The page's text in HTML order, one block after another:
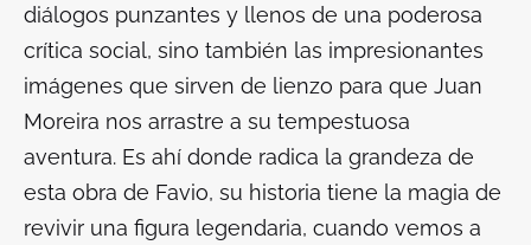
diálogos punzantes y llenos de una poderosa
crítica social, sino también las impresionantes
imágenes que sirven de lienzo para que Juan
Moreira nos arrastre a su tempestuosa
aventura. Es ahí donde radica la grandeza de
esta obra de Favio, su historia tiene la magia de
revivir una figura legendaria, cuando vemos a